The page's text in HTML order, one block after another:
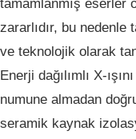
tamamlanmış eserler
zararlıdır, bu nedenle
ve teknolojik olarak
Enerji dağılımlı X-
numune almadan
seramik kaynak